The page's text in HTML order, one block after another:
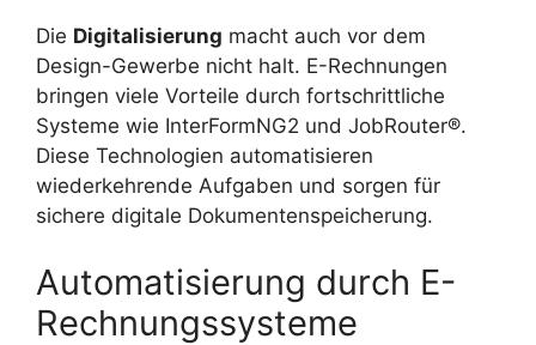
Die Digitalisierung macht auch vor dem
Design-Gewerbe nicht halt. E-Rechnungen
bringen viele Vorteile durch fortschrittliche
Systeme wie InterFormNG2 und JobRouter®.
Diese Technologien automatisieren
wiederkehrende Aufgaben und sorgen für
sichere digitale Dokumentenspeicherung.
Automatisierung durch E-
Rechnungssysteme